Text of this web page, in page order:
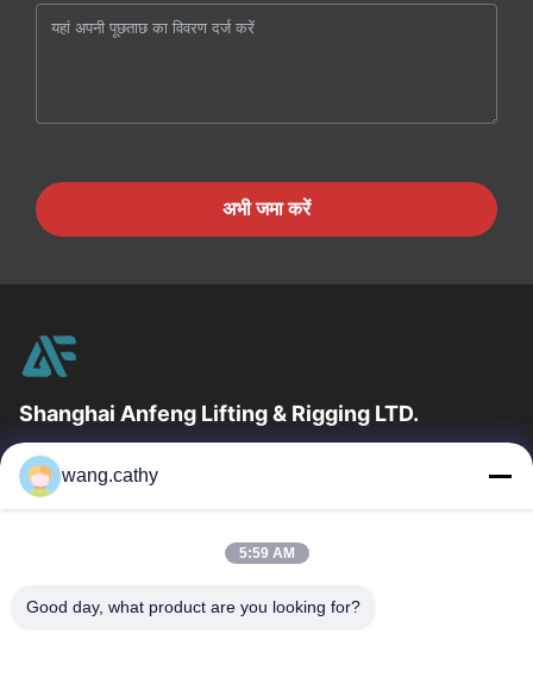
अभी जमा करें
Shanghai Anfeng Lifting & Rigging LTD.
उद्योग में 20 वर्षों के अनुभव के साथ, हम अपने ग्राहकों को प्रीमियम लिफ्टिंग और
हेराफेरी उत्पादों और कस्टम-डिज़ाइन किए गए लिफ्टिंग समाधान प्रदान...
त्वरित लिंक
उत्पादों
वीडियो
हमारे बारे में
wang.cathy
5:59 AM
Good day, what product are you looking for?